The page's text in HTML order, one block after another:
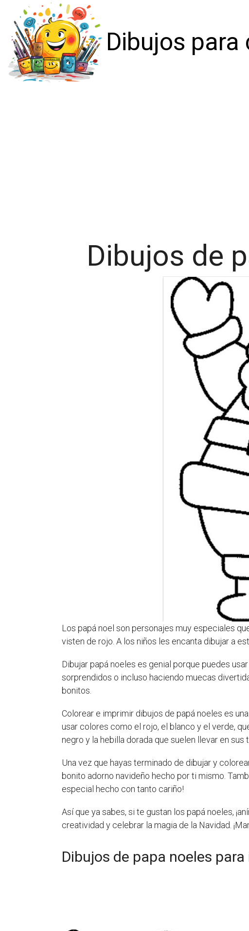
Dibujos para
Dibujos de
Los papá noel son personajes muy especiales
visten de rojo. A los niños les encanta dibujar a
Dibujar papá noeles es genial porque puedes
sorprendidos o incluso haciendo muecas
bonitos.
Colorear e imprimir dibujos de papá noeles es
usar colores como el rojo, el blanco y el verde,
negro y la hebilla dorada que suelen llevar en sus
Una vez que hayas terminado de dibujar y
bonito adorno navideño hecho por ti mismo.
especial hecho con tanto cariño!
Así que ya sabes, si te gustan los papá noeles,
creatividad y celebrar la magia de la Navidad.
Dibujos de papa noeles